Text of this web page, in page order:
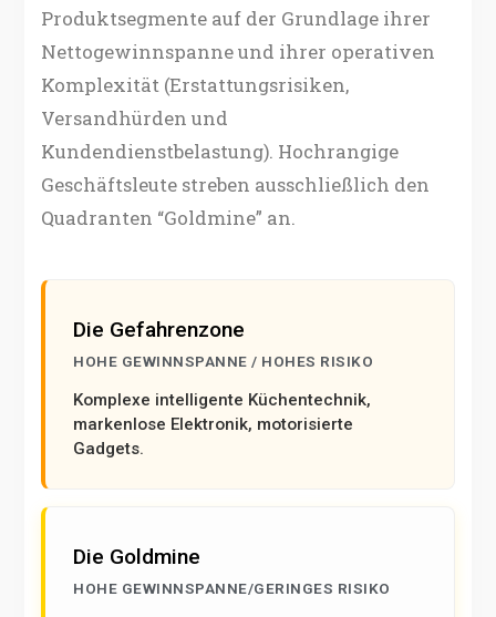
Produktsegmente auf der Grundlage ihrer
Nettogewinnspanne und ihrer operativen
Komplexität (Erstattungsrisiken,
Versandhürden und
Kundendienstbelastung). Hochrangige
Geschäftsleute streben ausschließlich den
Quadranten “Goldmine” an.
Die Gefahrenzone
HOHE GEWINNSPANNE / HOHES RISIKO
Komplexe intelligente Küchentechnik,
markenlose Elektronik, motorisierte
Gadgets.
Die Goldmine
HOHE GEWINNSPANNE/GERINGES RISIKO